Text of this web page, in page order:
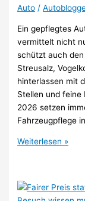
Auto /
Ein gepflegtes
vermittelt nicht
schützt auch
Streusalz,
hinterlassen mit
Stellen und
2026 setzen
Fahrzeugpflege
Glanz
ersten
Tag:
Weiterlesen »